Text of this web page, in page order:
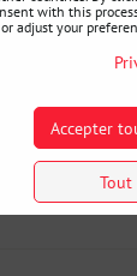
with this
adjust your
Accepter
Tout